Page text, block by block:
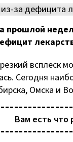
прошлой
всплеск
Сегодня
Омска и
Вам есть что